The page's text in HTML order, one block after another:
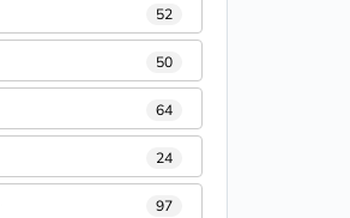
52
50
64
24
97